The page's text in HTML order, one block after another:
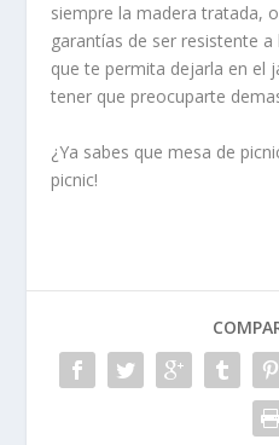
siempre la madera tratada,
garantías de ser resistente
que te permita dejarla en el
tener que preocuparte
¿Ya sabes que mesa de
picnic!